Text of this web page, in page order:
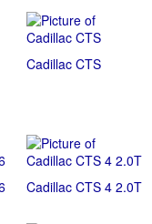
Cadillac CTS
Cadillac CTS 4 2.0T